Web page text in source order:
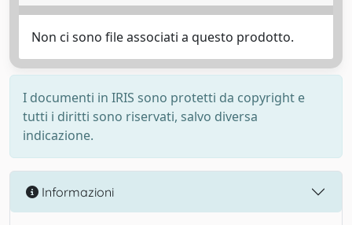
Non ci sono file associati a questo prodotto.
I documenti in IRIS sono protetti da copyright e
tutti i diritti sono riservati, salvo diversa
indicazione.
Informazioni